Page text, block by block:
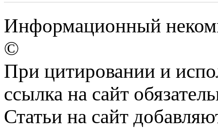
Информационный
©
При цитировании и
ссылка на сайт
Статьи на сайт